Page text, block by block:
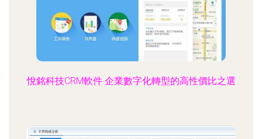
悅銘科技CRM軟件 企業數字化轉型的高性價比之選